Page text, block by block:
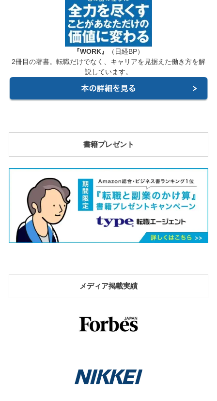
『WORK』
（日経BP）
2冊目の著書。転職だけでなく、キャリアを見据えた働き方を解
説しています。
書籍プレゼント
メディア掲載実績